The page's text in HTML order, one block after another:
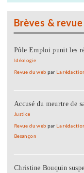
Brèves &
Pôle Emploi punit les
Idéologie
Revue du web parLa
Accusé du meurtre de
Justice
Revue du web parLa
Besançon
Christine Bouquin